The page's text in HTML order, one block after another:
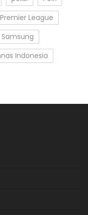
Premier League
Samsung
Indonesia